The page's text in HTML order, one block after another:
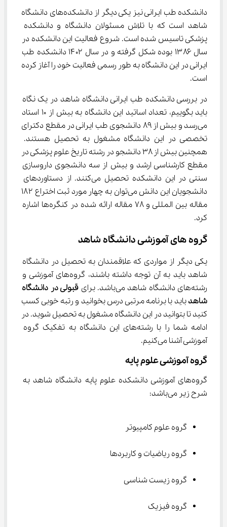
دانشکده طب ایرانی نیز یکی دیگر از دانشکده‌های دانشگاه
شاهد است که با تلاش مسئولان دانشگاه و دانشکده
پزشکی تاسیس شده است. شروع فعالیت این دانشکده در
سال ۱۳۸۶ بوده شکل گرفته و در سال ۱۴۰۲ دانشکده طب
ایرانی در این دانشگاه به طور رسمی فعالیت خود را آغاز کرده
است.
در بررسی دانشکده طب ایرانی دانشگاه شاهد در یک نگاه
باید بگوییم، تعداد اساتید این دانشگاه به بیش از ۱۰ استاد
می‌رسد و بیش از ۸۹ دانشجوی طب ایرانی در مقطع دکترای
تخصصی در این دانشگاه مشغول به تحصیل هستند.
همچنین بیش از ۳۸ دانشجو در رشته تاریخ علوم پزشکی در
مقطع کارشناسی ارشد و بیش از سه دانشجوی داروسازی
سنتی در این دانشکده تحصیل می‌کنند. از دستاوردهای
مقاله بین المللی و ۷۸ مقاله ارائه شده در کنگره‌ها اشاره
کرد.
گروه‌ های آموزشی دانشگاه شاهد
یکی دیگر از مواردی که علاقمندان به تحصیل در دانشگاه
شاهد باید به آن توجه داشته باشند، گروه‌های آموزشی و
رشته‌های دانشگاه شاهد می‌باشد. برای
قبولی در دانشگاه
شاهد باید با برنامه مرتبی درس بخوانید و رتبه خوبی کسب
کنید تا بتوانید در این دانشگاه مشغول به تحصیل شوید. در
ادامه شما را با رشته‌های این دانشگاه به تفکیک گروه
آموزشی آشنا می‌کنیم.
گروه آموزشی علوم پایه
گروه‌های آموزشی دانشکده علوم پایه دانشگاه شاهد به
شرح زیر می‌باشد:
گروه علوم کامپیوتر
گروه ریاضیات و کاربردها
گروه زیست شناسی
گروه فیزیک